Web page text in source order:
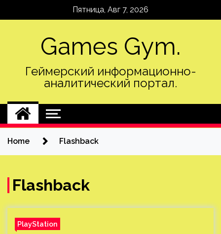
Пятница, Авг 7, 2026
Games Gym.
Геймерский информационно-
аналитический портал.
Home Flashback
Flashback
PlayStation